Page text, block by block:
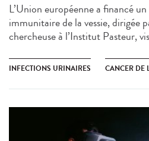
L’Union européenne a financé
immunitaire de la vessie, dirigée
chercheuse à l’Institut Pasteur,
INFECTIONS URINAIRES CANCER DE